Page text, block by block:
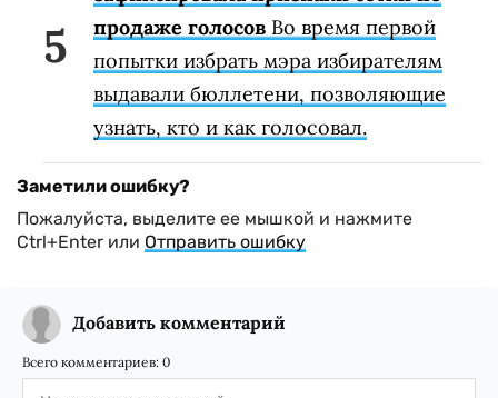
продаже голосов Во время первой
попытки избрать мэра избирателям
выдавали бюллетени, позволяющие
узнать, кто и как голосовал.
Заметили ошибку?
Пожалуйста, выделите ее мышкой и нажмите
Ctrl+Enter или Отправить ошибку
Добавить комментарий
Всего комментариев: 0